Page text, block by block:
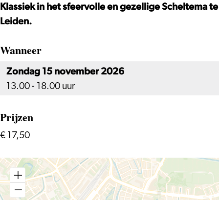
Klassiek in het sfeervolle en gezellige Scheltema te
Leiden.
Wanneer
Zondag 15 november 2026
13.00 - 18.00 uur
Prijzen
€ 17,50